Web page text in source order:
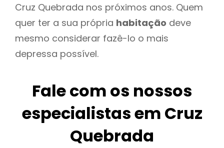
Cruz Quebrada nos próximos anos. Quem
quer ter a sua própria habitação deve
mesmo considerar fazê-lo o mais
depressa possível.
Fale com os nossos
especialistas em Cruz
Quebrada